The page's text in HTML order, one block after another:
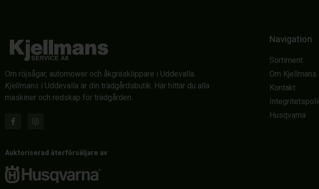
Om röjsågar, automower och åkgräsklippare i Uddevalla.
Kjellmans i Uddevalla är din trädgårdsbutik. Här hittar du alla
maskiner och redskap för trädgården.
Auktoriserad återförsäljare av
Navigation
Sortiment
Om Kjellmans
Kontakt
Husqvarna